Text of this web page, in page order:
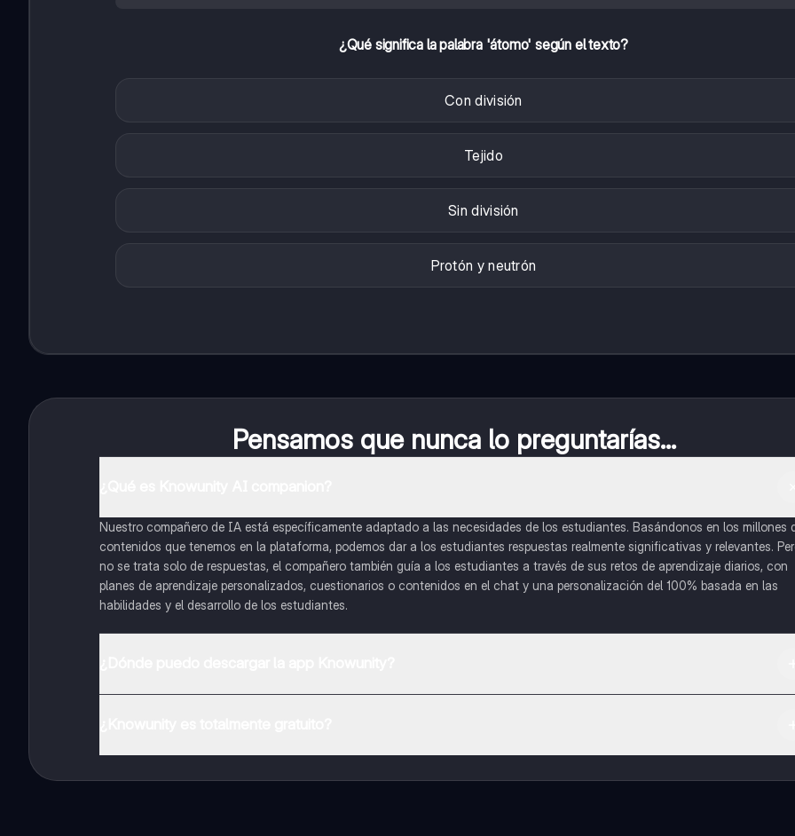
¿Qué significa la palabra 'átomo' según el texto?
Con división
Tejido
Sin división
Protón y neutrón
Pensamos que nunca lo preguntarías...
Nuestro compañero de IA está específicamente adaptado a las necesidades de los estudiantes. Basándonos en los millones
contenidos que tenemos en la plataforma, podemos dar a los estudiantes respuestas realmente significativas y relevantes.
no se trata solo de respuestas, el compañero también guía a los estudiantes a través de sus retos de aprendizaje diarios, con
planes de aprendizaje personalizados, cuestionarios o contenidos en el chat y una personalización del 100% basada en las
habilidades y el desarrollo de los estudiantes.
inmeditamente. Puedes ganar dinero utilizando la aplicación, que te permitirá acceder a determinadas funciones.